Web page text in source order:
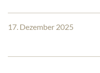
17. Dezember 2025